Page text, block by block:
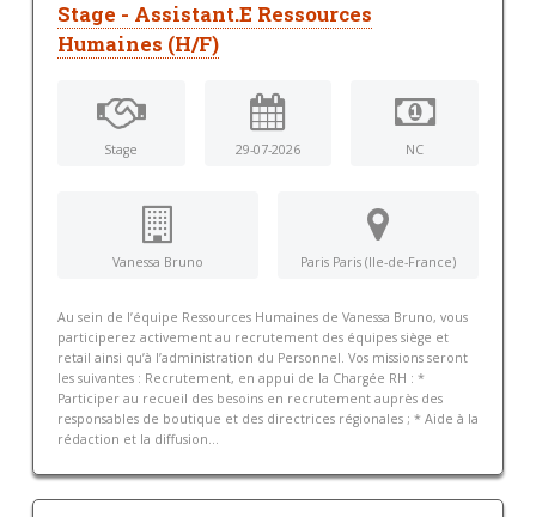
Stage - Assistant.E Ressources
Humaines (H/F)
Stage 29-07-2026 NC
Vanessa Bruno Paris Paris (Ile-de-France)
Au sein de l’équipe Ressources Humaines de Vanessa Bruno, vous
participerez activement au recrutement des équipes siège et
retail ainsi qu’à l’administration du Personnel. Vos missions seront
les suivantes : Recrutement, en appui de la Chargée RH : *
Participer au recueil des besoins en recrutement auprès des
responsables de boutique et des directrices régionales ; * Aide à la
rédaction et la diffusion...